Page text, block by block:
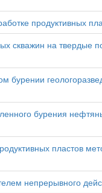
продуктивных
скважин на твердые
бурении
бурения
пластов
непрерывного